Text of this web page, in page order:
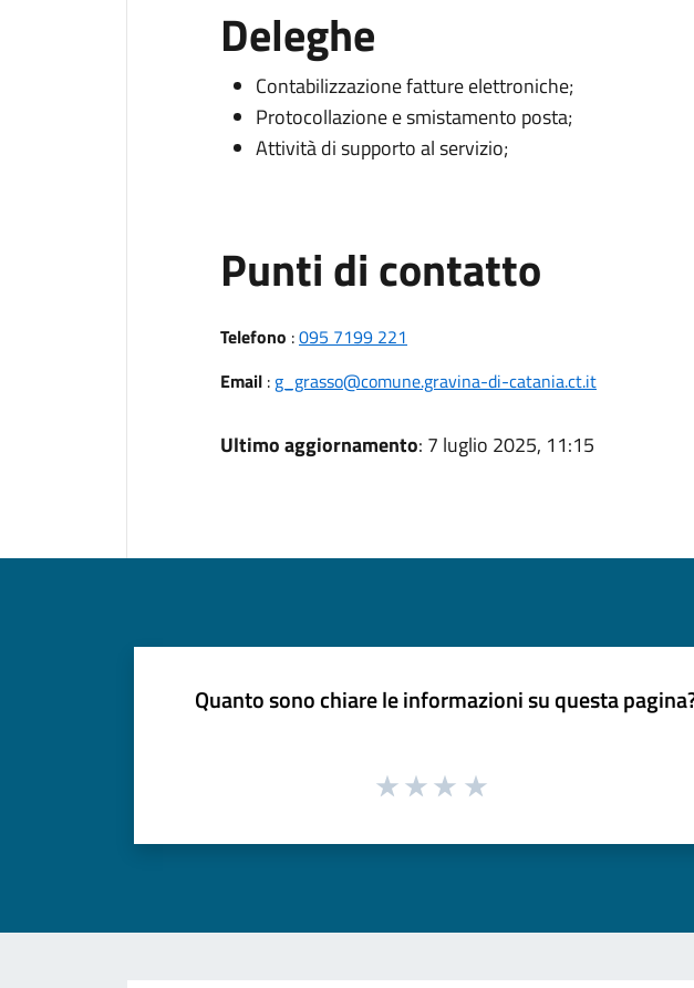
Deleghe
Contabilizzazione fatture elettroniche;
Protocollazione e smistamento posta;
Attività di supporto al servizio;
Punti di contatto
Telefono :095 7199 221
Email: g_grasso@comune.gravina-di-catania.ct.it
Ultimo aggiornamento: 7 luglio 2025, 11:15
Quanto sono chiare le informazioni su questa